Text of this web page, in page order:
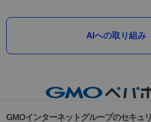
AIへの取り組み
GMOインターネットグループのセキュ